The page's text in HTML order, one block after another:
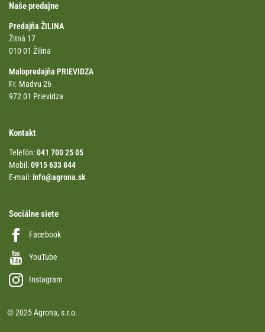
Naše predajne
Predajňa ŽILINA
Žitná 17
010 01 Žilina
Malopredajňa PRIEVIDZA
Fr. Madvu 26
972 01 Prievidza
Kontakt
Telefón:041 700 25 05
Mobil:0915 633 844
E-mail:info@agrona.sk
Sociálne siete
Facebook
YouTube
Instagram
© 2025 Agrona, s.r.o.